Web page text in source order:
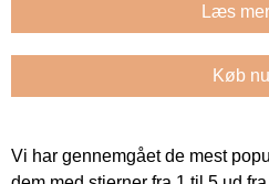
Læs
Køb
Vi har gennemgået de mest